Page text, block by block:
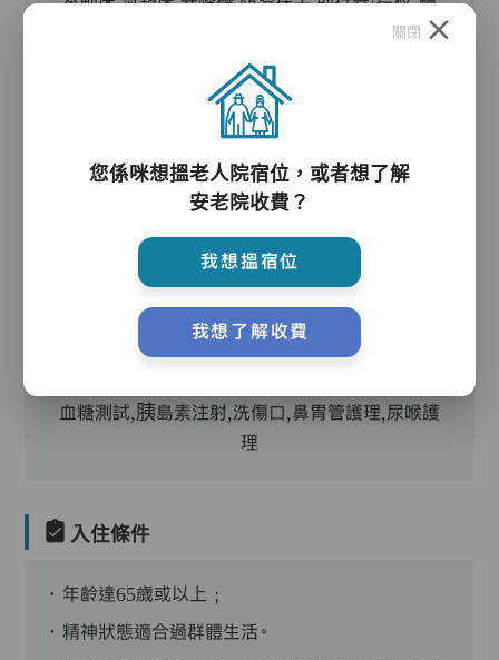
護理評估、執藥、核派藥、量度生命表徵、協助沐
浴、餵飯、換尿片
血糖測試,胰島素注射,洗傷口,鼻胃管護理,尿喉護
理
入住條件
．年齡達65歲或以上﹔
．精神狀態適合過群體生活。
關閉
您係咪想搵老人院宿位，或者想了解
安老院收費？
我想搵宿位
我想了解收費